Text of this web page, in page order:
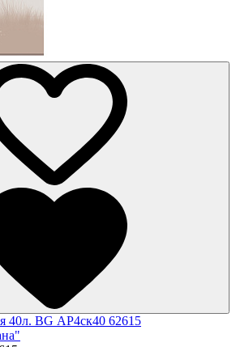
40л. BG АР4ск40 62615